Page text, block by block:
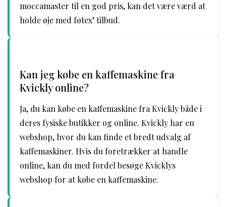
moccamaster til en god pris, kan det være værd at
holde øje med føtex’ tilbud.
Kan jeg købe en kaffemaskine fra
Kvickly online?
Ja, du kan købe en kaffemaskine fra Kvickly både i
deres fysiske butikker og online. Kvickly har en
webshop, hvor du kan finde et bredt udvalg af
kaffemaskiner. Hvis du foretrækker at handle
online, kan du med fordel besøge Kvicklys
webshop for at købe en kaffemaskine.